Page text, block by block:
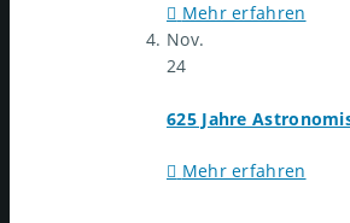
Mehr erfahren
Nov.
24
625 Jahre
Mehr erfahren